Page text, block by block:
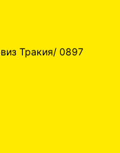
Тракия/ 0897